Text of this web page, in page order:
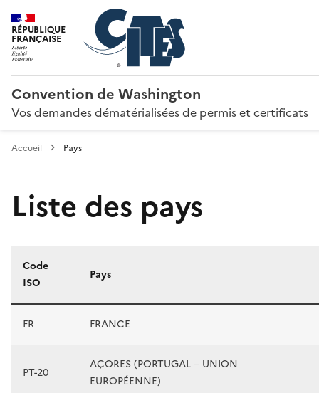
RÉPUBLIQUE
FRANÇAISE
Convention de Washington
Vos demandes dématérialisées de permis et certificats
Accueil Pays
Liste des pays
Liste des pays
Code
ISO
Pays
FR FRANCE
PT-20
AÇORES (PORTUGAL – UNION
EUROPÉENNE)